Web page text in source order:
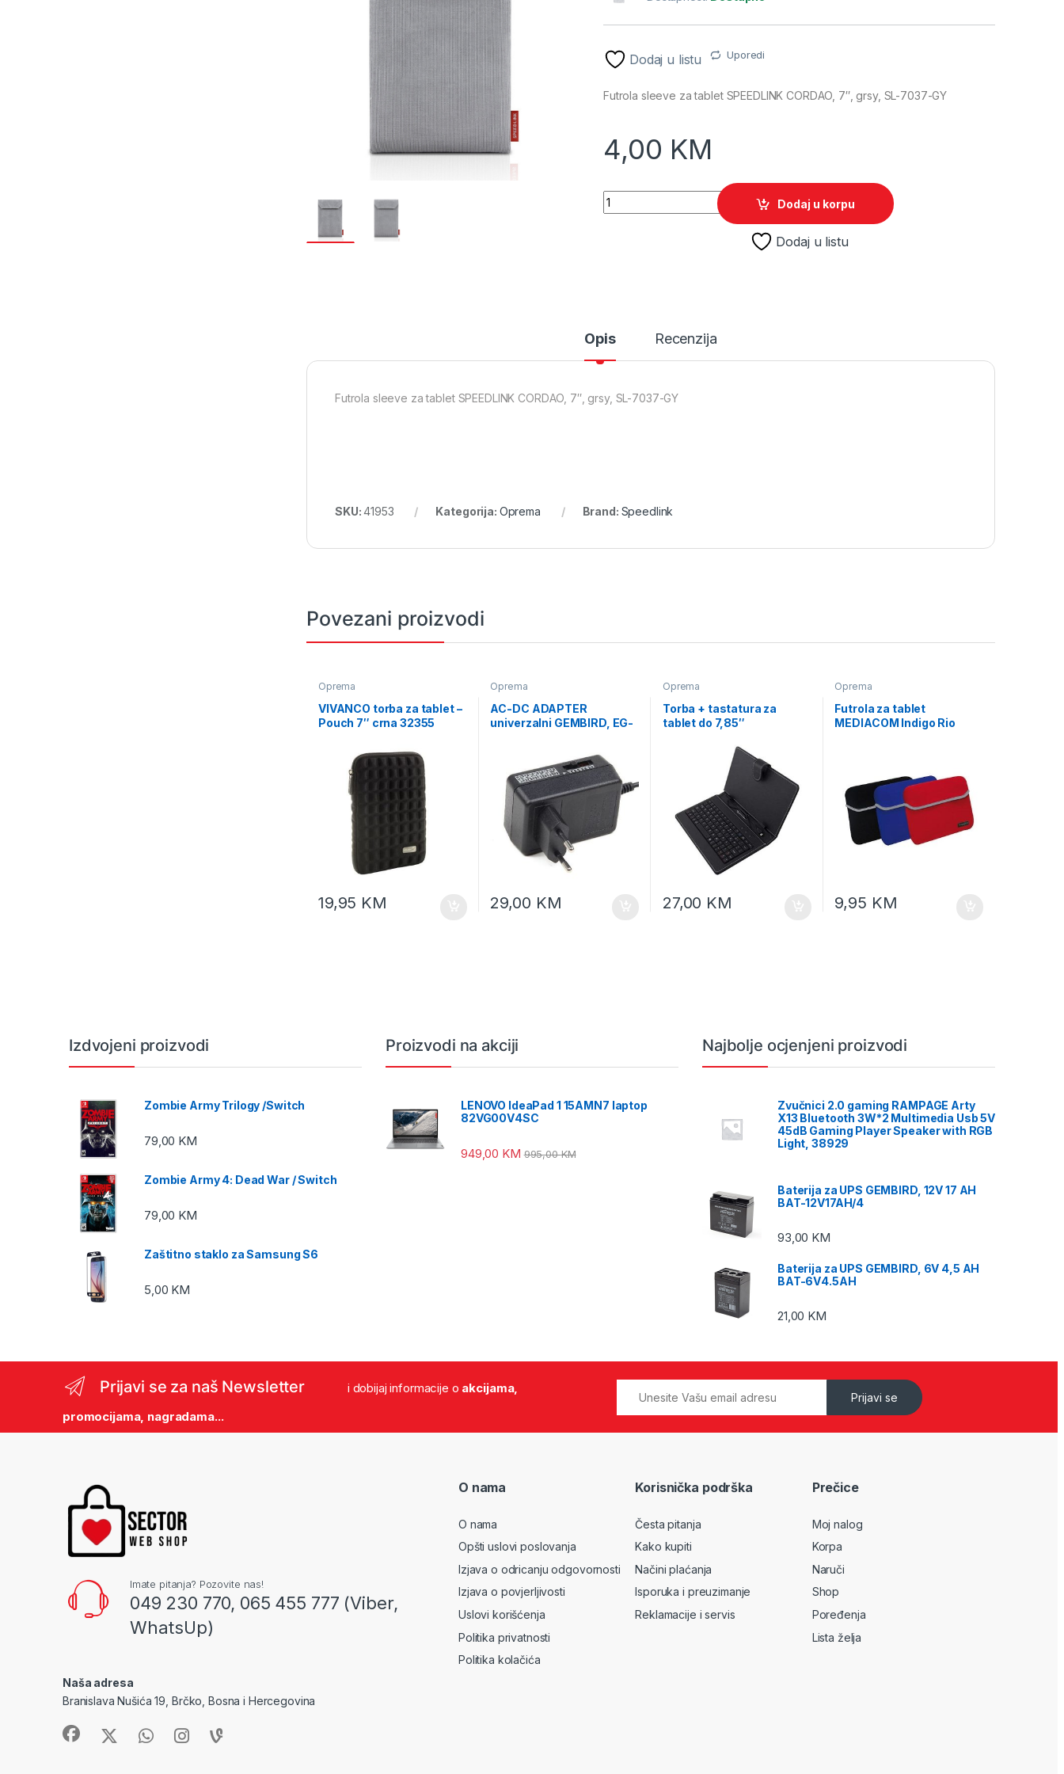
Dodaj u listu Uporedi
Futrola sleeve za tablet SPEEDLINK CORDAO, 7″, grsy, SL-7037-GY
4,00 KM
Futrola sleeve za tablet SPEEDLINK CORDAO, 7", grsy, SL-7037-GY quantity
Dodaj u korpu
Dodaj u listu
Opis Recenzija
Futrola sleeve za tablet SPEEDLINK CORDAO, 7″, grsy, SL-7037-GY
SKU:41953 Kategorija: Oprema Brand: Speedlink
Povezani proizvodi
Oprema
VIVANCO torba za tablet –
Pouch 7″ crna 32355
19,95 KM
Oprema
AC-DC ADAPTER
univerzalni GEMBIRD, EG-
set konektora
29,00 KM
Oprema
Torba + tastatura za
tablet do 7,85″
27,00 KM
Oprema
Futrola za tablet
MEDIACOM Indigo Rio
9,95 KM
Izdvojeni proizvodi
Zombie Army Trilogy /Switch
79,00 KM
Zombie Army 4: Dead War / Switch
79,00 KM
Zaštitno staklo za Samsung S6
5,00 KM
Proizvodi na akciji
LENOVO IdeaPad 1 15AMN7 laptop
82VG00V4SC
949,00 KM 995,00KM
Najbolje ocjenjeni proizvodi
Zvučnici 2.0 gaming RAMPAGE Arty
X13 Bluetooth 3W*2 Multimedia Usb 5V
45dB Gaming Player Speaker with RGB
Light, 38929
Baterija za UPS GEMBIRD, 12V 17 AH
BAT-12V17AH/4
93,00 KM
Baterija za UPS GEMBIRD, 6V 4,5 AH
BAT-6V4.5AH
21,00 KM
Prijavi se za naš Newsletter i dobijaj informacije o akcijama,
promocijama, nagradama...
Prijavi se
Imate pitanja? Pozovite nas!
049 230 770, 065 455 777 (Viber,
WhatsUp)
Naša adresa
Branislava Nušića 19, Brčko, Bosna i Hercegovina
O nama
O nama
Opšti uslovi poslovanja
Izjava o odricanju odgovornosti
Izjava o povjerljivosti
Uslovi korišćenja
Politika privatnosti
Politika kolačića
Korisnička podrška
Česta pitanja
Kako kupiti
Načini plaćanja
Isporuka i preuzimanje
Reklamacije i servis
Prečice
Moj nalog
Korpa
Naruči
Shop
Poređenja
Lista želja